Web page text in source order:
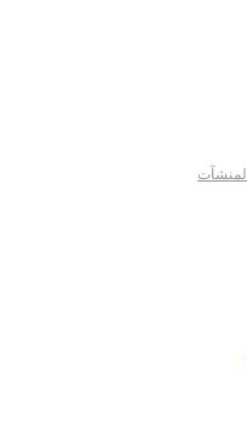
المنشآت